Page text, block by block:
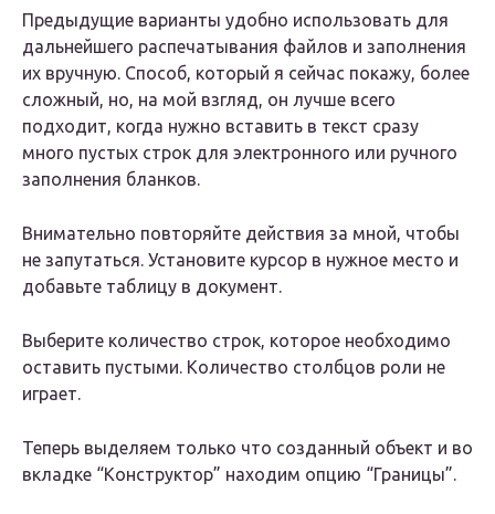
Предыдущие варианты удобно использовать для
дальнейшего распечатывания файлов и заполнения
их вручную. Способ, который я сейчас покажу, более
сложный, но, на мой взгляд, он лучше всего
подходит, когда нужно вставить в текст сразу
много пустых строк для электронного или ручного
заполнения бланков.
Внимательно повторяйте действия за мной, чтобы
не запутаться. Установите курсор в нужное место и
добавьте таблицу в документ.
Выберите количество строк, которое необходимо
оставить пустыми. Количество столбцов роли не
играет.
Теперь выделяем только что созданный объект и во
вкладке “Конструктор” находим опцию “Границы”.